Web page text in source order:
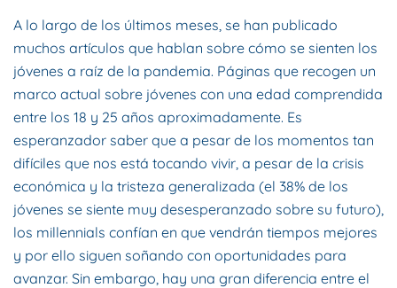
A lo largo de los últimos meses, se han publicado
muchos artículos que hablan sobre cómo se sienten los
jóvenes a raíz de la pandemia. Páginas que recogen un
marco actual sobre jóvenes con una edad comprendida
entre los 18 y 25 años aproximadamente. Es
esperanzador saber que a pesar de los momentos tan
difíciles que nos está tocando vivir, a pesar de la crisis
económica y la tristeza generalizada (el 38% de los
jóvenes se siente muy desesperanzado sobre su futuro),
los millennials confían en que vendrán tiempos mejores
y por ello siguen soñando con oportunidades para
avanzar. Sin embargo, hay una gran diferencia entre el